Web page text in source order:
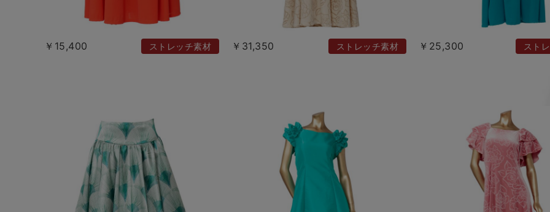
￥15,400 ストレッチ素材 ￥31,350 ストレッチ素材 ￥25,300 スト